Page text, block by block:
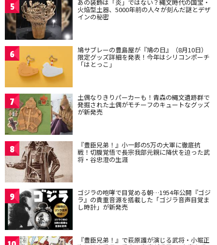
5 あの装飾は「炎」ではない？縄文時代の国宝・
火焔型土器、5000年前の人々が刻んだ謎とデザ
インの秘密
6 鳩サブレーの豊島屋が『鳩の日』（8月10日）
限定グッズ詳細を発表！今年はシリコンポーチ
「はとっこ」
7 土偶なりきりパーカーも！青森の縄文遺跡群で
発掘された土偶がモチーフのキュートなグッズ
が新発売
8 『豊臣兄弟！』小一郎の5万の大軍に徹底抗
戦！切腹覚悟で長宗我部元親に降伏を迫った武
将・谷忠澄の生涯
9 ゴジラの咆哮で目覚める朝…1954年公開『ゴジ
ラ』の貴重音源を搭載した「ゴジラ音声目覚ま
し時計」が新発売
『豊臣兄弟！』で萩原護が演じる武将・小堀正